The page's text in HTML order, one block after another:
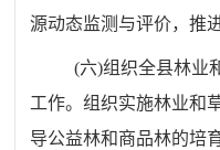
源动态监测与评价，推
(六)组织全县林业
工作。组织实施林业和
导公益林和商品林的培